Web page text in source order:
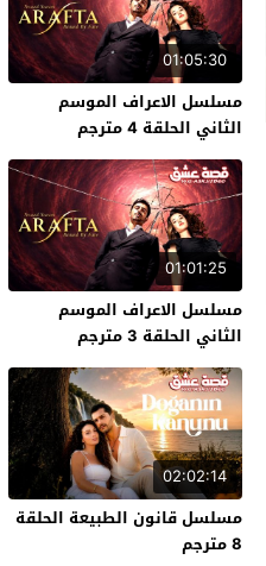
01:05:30
مسلسل الاعراف الموسم
الثاني الحلقة 4 مترجم
01:01:25
مسلسل الاعراف الموسم
الثاني الحلقة 3 مترجم
02:02:14
مسلسل قانون الطبيعة الحلقة
8 مترجم